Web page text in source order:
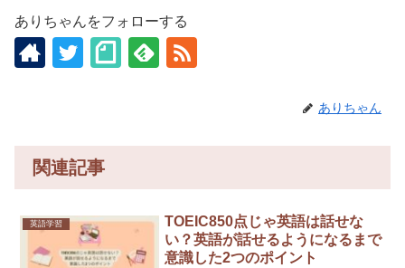
ありちゃんをフォローする
ありちゃん
関連記事
英語学習
TOEIC850点じゃ英語は話せな
い？英語が話せるようになるまで
意識した2つのポイント